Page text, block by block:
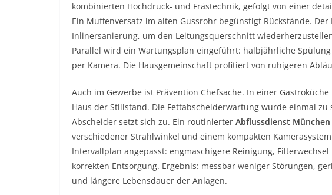
kombinierten Hochdruck- und Frästechnik, gefolgt von einer
Ein Muffenversatz im alten Gussrohr begünstigt Rückstände.
Inlinersanierung, um den Leitungsquerschnitt
Parallel wird ein Wartungsplan eingeführt: halbjährliche
per Kamera. Die Hausgemeinschaft profitiert von ruhigeren
Auch im Gewerbe ist Prävention Chefsache. In einer
Haus der Stillstand. Die Fettabscheiderwartung wurde einmal
Abscheider setzt sich zu. Ein routinierter Abflussdienst München
verschiedener Strahlwinkel und einem kompakten
Intervallplan angepasst: engmaschigere Reinigung,
korrekten Entsorgung. Ergebnis: messbar weniger Störungen,
und längere Lebensdauer der Anlagen.